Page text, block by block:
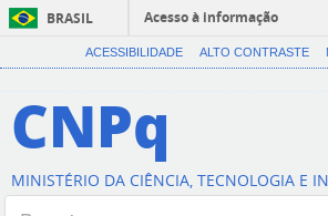
BRASIL
Acesso à informação
ACESSIBILIDADE ALTO CONTRASTE
CNPq
MINISTÉRIO DA CIÊNCIA, TECNOLOGIA E